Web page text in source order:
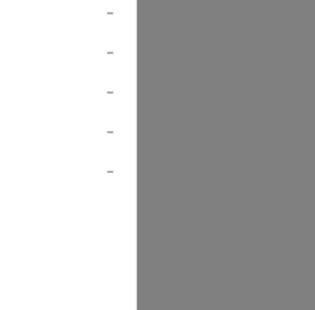
-
-
-
-
-